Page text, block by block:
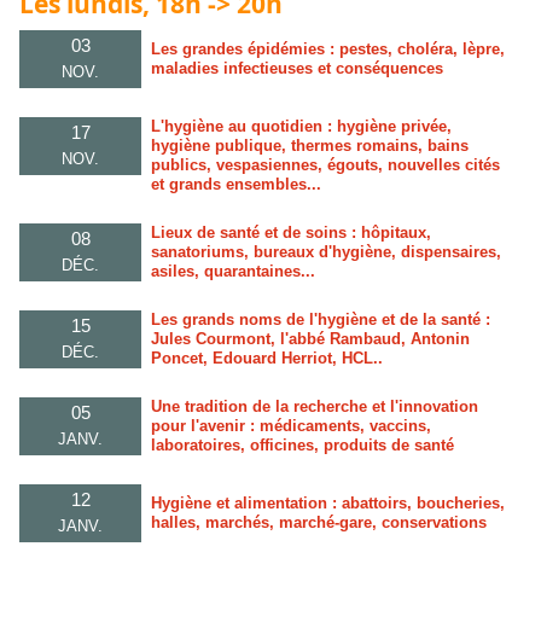
03
NOV.
Les grandes épidémies : pestes, choléra, lèpre,
maladies infectieuses et conséquences
17
NOV.
L'hygiène au quotidien : hygiène privée,
hygiène publique, thermes romains, bains
publics, vespasiennes, égouts, nouvelles cités
et grands ensembles...
08
DÉC.
Lieux de santé et de soins : hôpitaux,
sanatoriums, bureaux d'hygiène, dispensaires,
asiles, quarantaines...
15
DÉC.
Les grands noms de l'hygiène et de la santé :
Jules Courmont, l'abbé Rambaud, Antonin
Poncet, Edouard Herriot, HCL..
05
JANV.
Une tradition de la recherche et l'innovation
pour l'avenir : médicaments, vaccins,
laboratoires, officines, produits de santé
12
JANV.
Hygiène et alimentation : abattoirs, boucheries,
halles, marchés, marché-gare, conservations